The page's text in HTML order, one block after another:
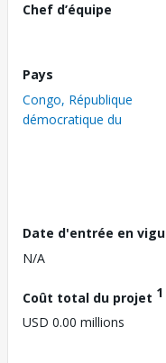
Chef d’équipe
Pays
Congo, République
démocratique du
Date d'entrée en
N/A
Coût total du projet 1
USD 0.00 millions